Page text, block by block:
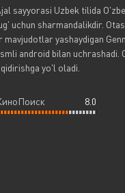
sayyorasi Uzbek tilida
uchun sharmandalikdir.
mavjudotlar yashaydigan
android bilan
yo'l oladi.
8.0